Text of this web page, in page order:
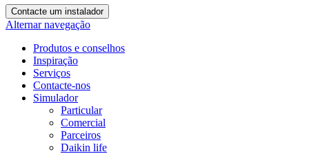
Contacte um instalador
Alternar navegação
Produtos e conselhos
Inspiração
Serviços
Contacte-nos
Simulador
Particular
Comercial
Parceiros
Daikin life